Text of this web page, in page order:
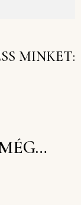
MINKET: